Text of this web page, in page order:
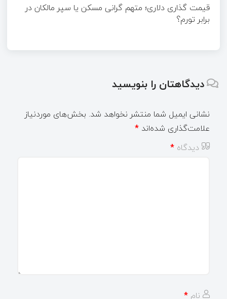
قیمت گذاری دلاری؛ متهم گرانی مسکن یا سپر مالکان در
برابر تورم؟
دیدگاهتان را بنویسید
نشانی ایمیل شما منتشر نخواهد شد. بخش‌های موردنیاز
علامت‌گذاری شده‌اند *
دیدگاه *
نام *